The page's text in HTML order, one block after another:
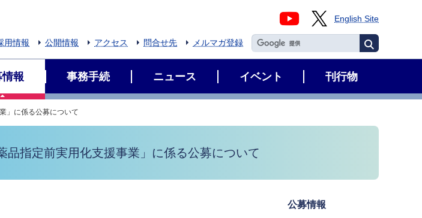
English Site
用情報 公開情報 アクセス 問合せ先 メルマガ登録
報 事務手続 ニュース イベント 刊行物
」に係る公募について
指定前実用化支援事業」に係る公募について
公募情報